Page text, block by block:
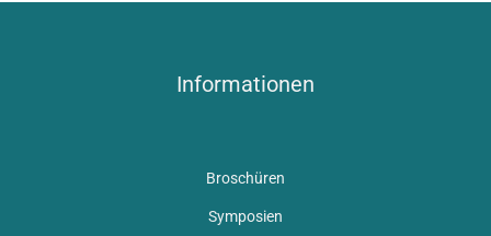
Informationen
Broschüren
Symposien